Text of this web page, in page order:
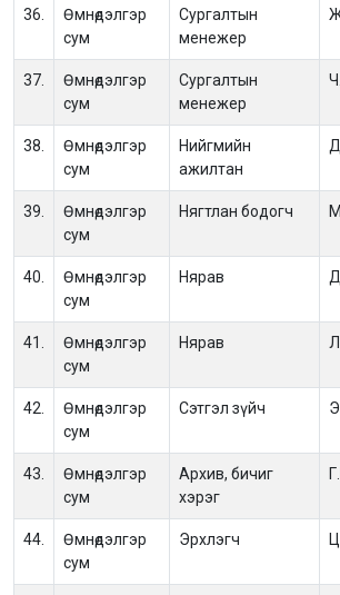
36.
Өмнөдэлгэр
сум
Сургалтын
менежер
37.
Өмнөдэлгэр
сум
Сургалтын
менежер
38.
Өмнөдэлгэр
сум
Нийгмийн
ажилтан
39.
Өмнөдэлгэр
сум
Нягтлан бодогч
40.
Өмнөдэлгэр
сум
Нярав
41.
Өмнөдэлгэр
сум
Нярав
42.
Өмнөдэлгэр
сум
Сэтгэл зүйч
43.
Өмнөдэлгэр
сум
Архив, бичиг
хэрэг
44.
Өмнөдэлгэр
сум
Эрхлэгч